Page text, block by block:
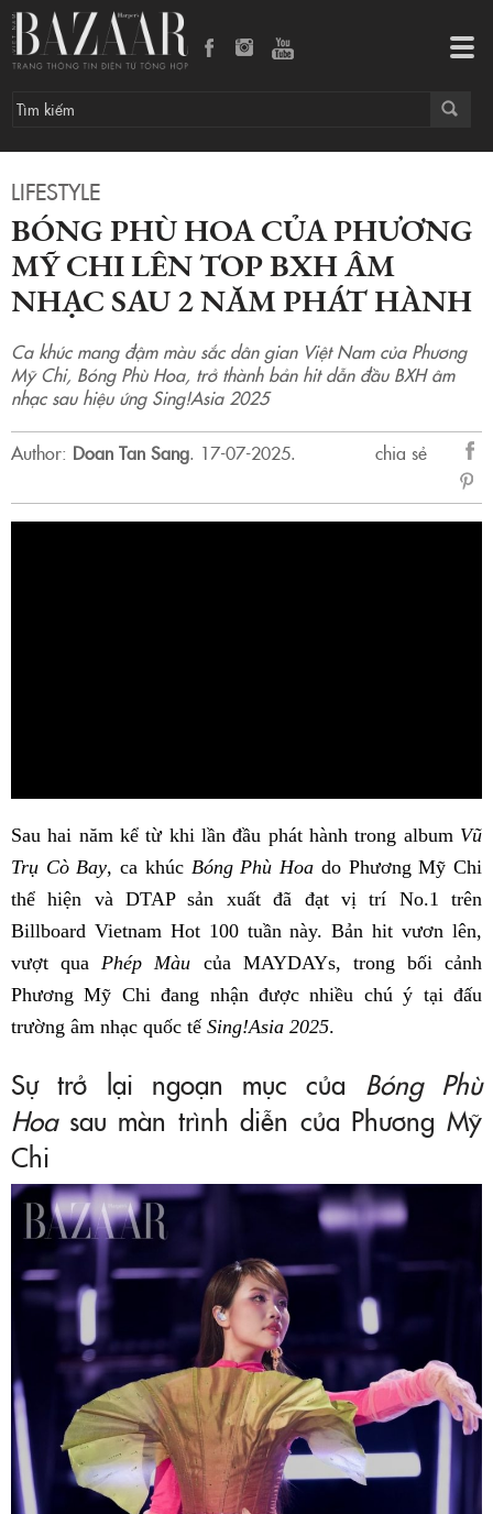
LIFESTYLE
BÓNG PHÙ HOA CỦA PHƯƠNG
MỸ CHI LÊN TOP BXH ÂM
NHẠC SAU 2 NĂM PHÁT HÀNH
Ca khúc mang đậm màu sắc dân gian Việt Nam của Phương
Mỹ Chi, Bóng Phù Hoa, trở thành bản hit dẫn đầu BXH âm
nhạc sau hiệu ứng Sing!Asia 2025
Author: Doan Tan Sang. 17-07-2025.
chia sẻ
sẻ
Sau hai năm kể từ khi lần đầu phát hành trong album Vũ
Trụ Cò Bay, ca khúc Bóng Phù Hoa do Phương Mỹ Chi
thể hiện và DTAP sản xuất đã đạt vị trí No.1 trên
Billboard Vietnam Hot 100 tuần này. Bản hit vươn lên,
vượt qua Phép Màu của MAYDAYs, trong bối cảnh
Phương Mỹ Chi đang nhận được nhiều chú ý tại đấu
trường âm nhạc quốc tế Sing!Asia 2025.
Sự trở lại ngoạn mục của Bóng Phù
Hoa sau màn trình diễn của Phương Mỹ
Chi